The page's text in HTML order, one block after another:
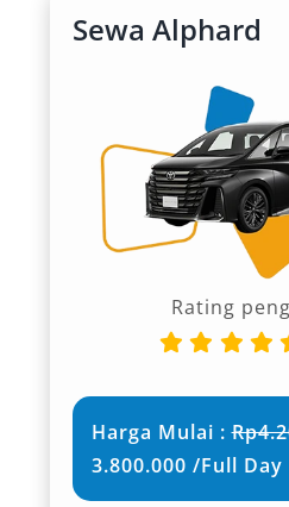
Sewa Alphard
Rating
Harga Mulai :
3.800.000 /Full Day